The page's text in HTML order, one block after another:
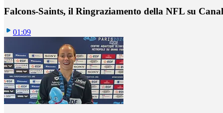
Falcons-Saints, il Ringraziamento della NFL su
01:09